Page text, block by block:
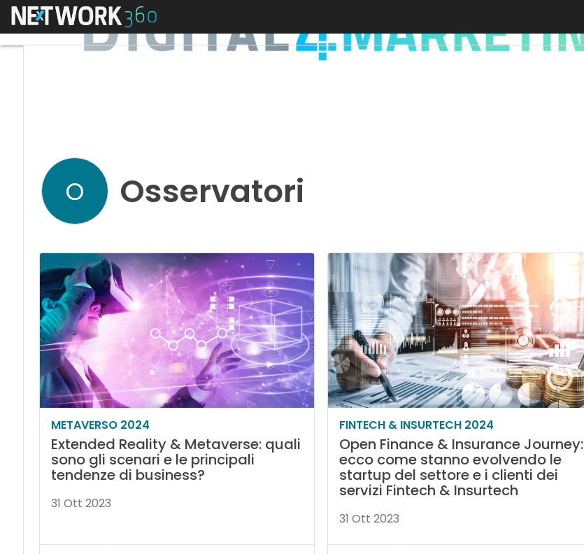
Menu
O Osservatori
METAVERSO 2024
Extended Reality & Metaverse: quali
sono gli scenari e le principali
tendenze di business?
31 Ott 2023
FINTECH & INSURTECH 2024
Open Finance & Insurance Journey:
ecco come stanno evolvendo le
startup del settore e i clienti dei
servizi Fintech & Insurtech
31 Ott 2023